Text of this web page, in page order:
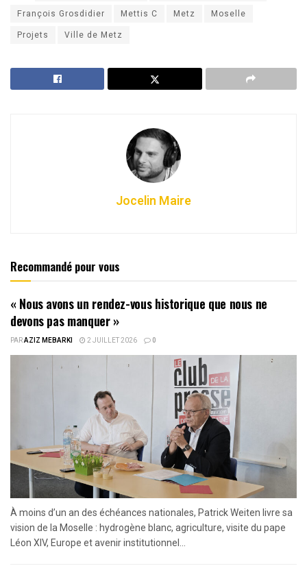
François Grosdidier
Mettis C Metz
Moselle
Projets
Ville de Metz
Jocelin Maire
Recommandé pour vous
« Nous avons un rendez-vous historique que nous ne
devons pas manquer »
PARAZIZ MEBARKI 2 JUILLET 2026 0
À moins d’un an des échéances nationales, Patrick Weiten livre sa
vision de la Moselle : hydrogène blanc, agriculture, visite du pape
Léon XIV, Europe et avenir institutionnel...